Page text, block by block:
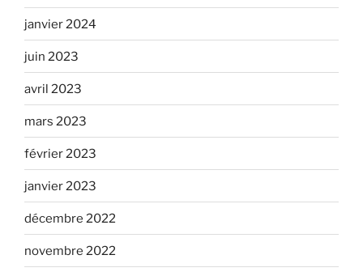
janvier 2024
juin 2023
avril 2023
mars 2023
février 2023
janvier 2023
décembre 2022
novembre 2022